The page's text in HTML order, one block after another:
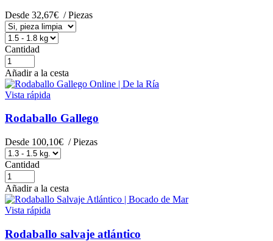
Desde 32,67€ / Piezas
Cantidad
Añadir a la cesta
Vista rápida
Rodaballo Gallego
Desde 100,10€ / Piezas
Cantidad
Añadir a la cesta
Vista rápida
Rodaballo salvaje atlántico